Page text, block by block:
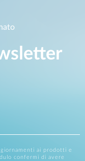
ai prodotti e
confermi di avere